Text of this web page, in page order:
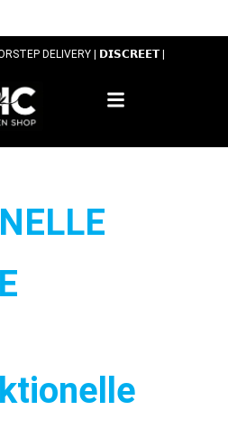
DELIVERY | 𝗗𝗜𝗦𝗖𝗥𝗘𝗘𝗧 |